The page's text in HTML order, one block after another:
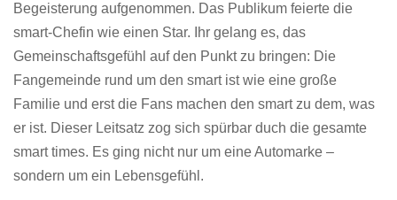
Begeisterung aufgenommen. Das Publikum feierte die
smart-Chefin wie einen Star. Ihr gelang es, das
Gemeinschaftsgefühl auf den Punkt zu bringen: Die
Fangemeinde rund um den smart ist wie eine große
Familie und erst die Fans machen den smart zu dem, was
er ist. Dieser Leitsatz zog sich spürbar duch die gesamte
smart times. Es ging nicht nur um eine Automarke –
sondern um ein Lebensgefühl.